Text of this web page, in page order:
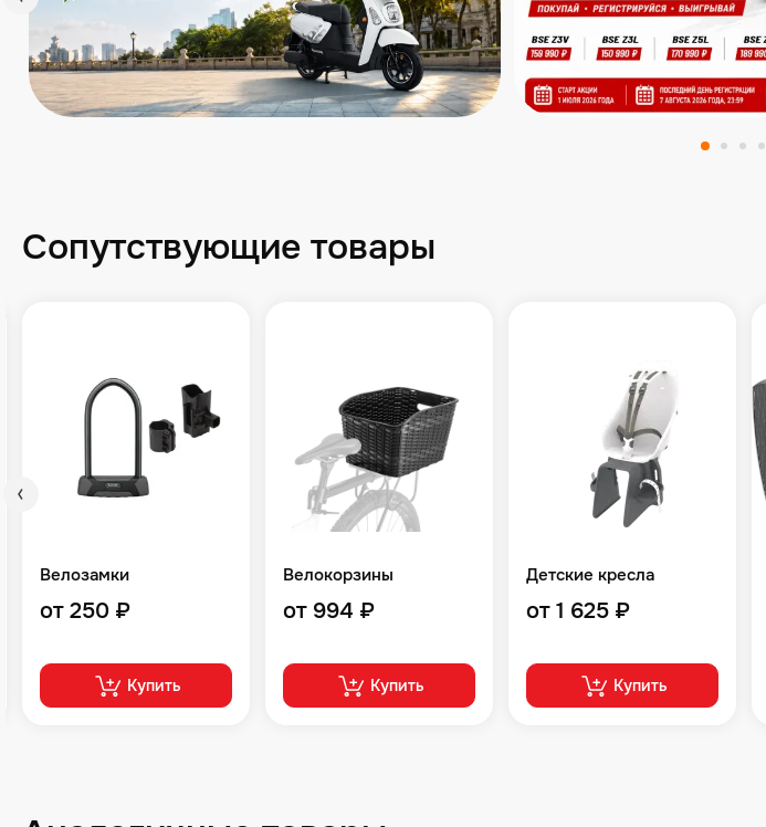
Сопутствующие товары
Велозамки
от 250 ₽
Купить
Велокорзины
от 994 ₽
Купить
Детские кресла
от 1 625 ₽
Купить